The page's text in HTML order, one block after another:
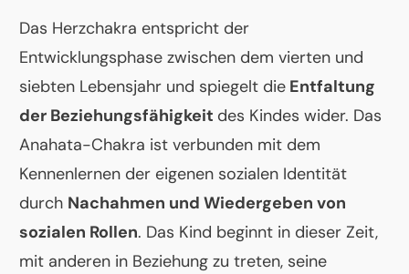
Das Herzchakra entspricht der
Entwicklungsphase zwischen dem vierten und
siebten Lebensjahr und spiegelt die Entfaltung
der Beziehungsfähigkeit des Kindes wider. Das
Anahata-Chakra ist verbunden mit dem
Kennenlernen der eigenen sozialen Identität
durch Nachahmen und Wiedergeben von
sozialen Rollen. Das Kind beginnt in dieser Zeit,
mit anderen in Beziehung zu treten, seine